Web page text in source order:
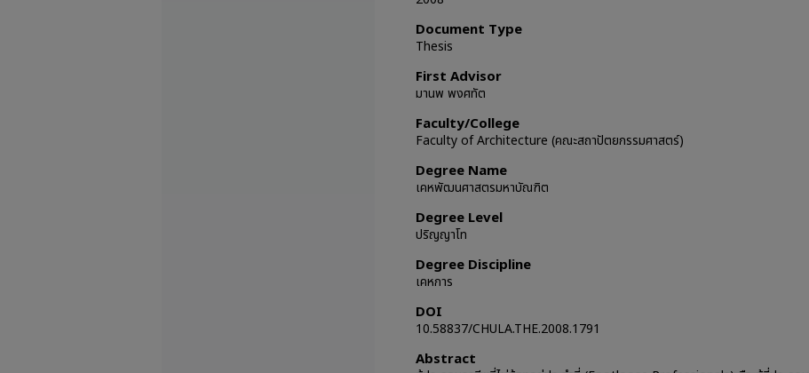
Document Type
Thesis
First Advisor
มานพ พงศทัต
Faculty/College
Faculty of Architecture (คณะสถาปัตยกรรมศาสตร์)
Degree Name
เคหพัฒนศาสตรมหาบัณฑิต
Degree Level
ปริญญาโท
Degree Discipline
เคหการ
DOI
10.58837/CHULA.THE.2008.1791
Abstract